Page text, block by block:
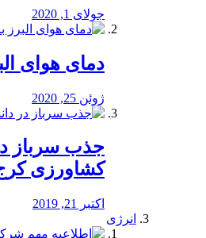
جولای 1, 2020
دمای هوای
ژوئن 25, 2020
جذب سرباز
کشاورزی
اکتبر 21, 2019
انرژی